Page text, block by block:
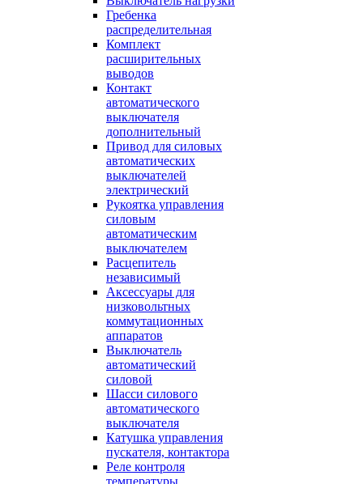
Гребенка
распределительная
Комплект
расширительных
выводов
Контакт
автоматического
выключателя
дополнительный
Привод для силовых
автоматических
выключателей
электрический
Рукоятка управления
силовым
автоматическим
выключателем
Расцепитель
независимый
Аксессуары для
низковольтных
коммутационных
аппаратов
Выключатель
автоматический
силовой
Шасси силового
автоматического
выключателя
Катушка управления
пускателя, контактора
Реле контроля
температуры